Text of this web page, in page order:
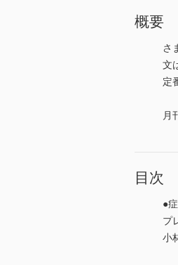
概要
さ
文
定
月
目次
●
プ
小